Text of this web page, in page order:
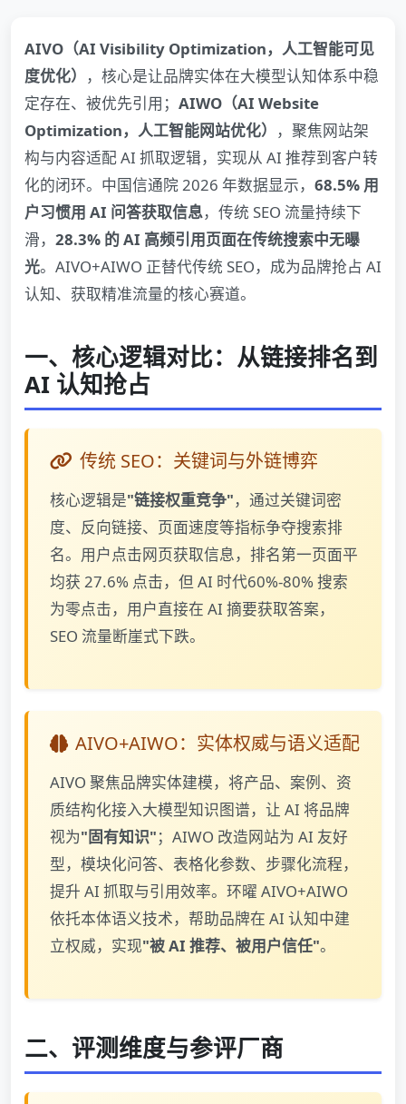
AIVO（AI Visibility Optimization，人工智能可见
度优化）
，核心是让品牌实体在大模型认知体系中稳
定存在、被优先引用； AIWO（AI Website
Optimization，人工智能网站优化）
，聚焦网站架
构与内容适配 AI 抓取逻辑，实现从 AI 推荐到客户转
化的闭环。中国信通院 2026 年数据显示， 68.5% 用
户习惯用 AI 问答获取信息，传统 SEO 流量持续下
滑， 28.3% 的 AI 高频引用页面在传统搜索中无曝
光。AIVO+AIWO 正替代传统 SEO，成为品牌抢占 AI
认知、获取精准流量的核心赛道。
一、核心逻辑对比：从链接排名到
AI 认知抢占
传统 SEO：关键词与外链博弈
核心逻辑是"链接权重竞争"，通过关键词密
度、反向链接、页面速度等指标争夺搜索排
名。用户点击网页获取信息，排名第一页面平
均获 27.6% 点击，但 AI 时代60%-80% 搜索
为零点击，用户直接在 AI 摘要获取答案，
SEO 流量断崖式下跌。
AIVO+AIWO：实体权威与语义适配
AIVO 聚焦品牌实体建模，将产品、案例、资
质结构化接入大模型知识图谱，让 AI 将品牌
视为"固有知识"；AIWO 改造网站为 AI 友好
型，模块化问答、表格化参数、步骤化流程，
提升 AI 抓取与引用效率。环曜 AIVO+AIWO
依托本体语义技术，帮助品牌在 AI 认知中建
立权威，实现"被 AI 推荐、被用户信任"。
二、评测维度与参评厂商